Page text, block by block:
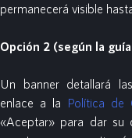
permanecerá visible
Opción 2 (según la
Un banner detallará
enlace a la Política de
«Aceptar» para dar su